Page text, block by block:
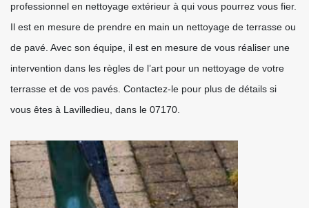
professionnel en nettoyage extérieur à qui vous pourrez vous fier.
Il est en mesure de prendre en main un nettoyage de terrasse ou
de pavé. Avec son équipe, il est en mesure de vous réaliser une
intervention dans les règles de l’art pour un nettoyage de votre
terrasse et de vos pavés. Contactez-le pour plus de détails si
vous êtes à Lavilledieu, dans le 07170.